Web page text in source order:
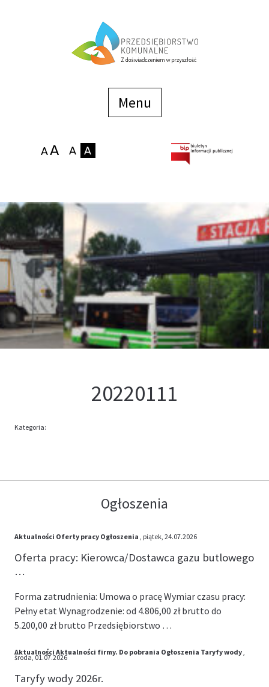
Menu
Zakłady
Podaj stan wodomierza
Kontakt
Oferta
20220111
Kategoria:
Ogłoszenia
Aktualności Oferty pracy Ogłoszenia , piątek, 24.07.2026
Oferta pracy: Kierowca/Dostawca gazu butlowego
…
Forma zatrudnienia: Umowa o pracę Wymiar czasu pracy:
Pełny etat Wynagrodzenie: od 4.806,00 zł brutto do
5.200,00 zł brutto Przedsiębiorstwo …
Aktualności Aktualności firmy. Do pobrania Ogłoszenia Taryfy wody,
środa, 01.07.2026
Taryfy wody 2026r.